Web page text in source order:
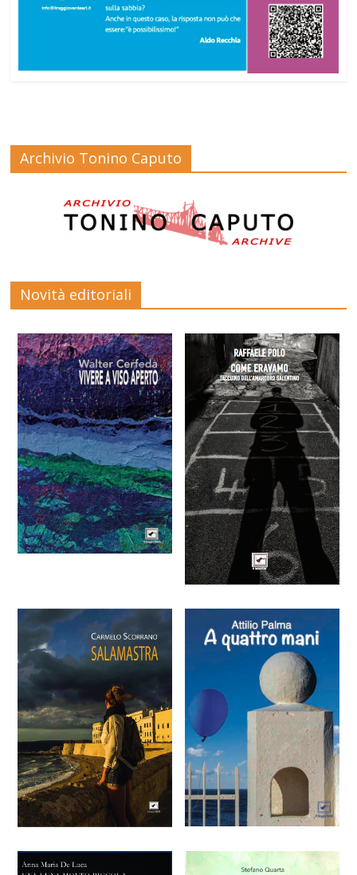
Archivio Tonino Caputo
Novità editoriali